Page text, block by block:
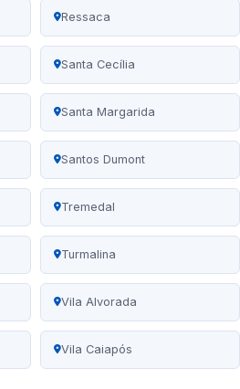
Ressaca
Santa Cecília
Santa Margarida
Santos Dumont
Tremedal
Turmalina
Vila Alvorada
Vila Caiapós